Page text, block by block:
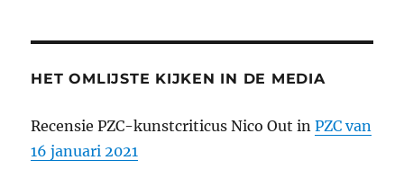
HET OMLIJSTE KIJKEN IN DE MEDIA
Recensie PZC-kunstcriticus Nico Out inPZC van
16 januari 2021